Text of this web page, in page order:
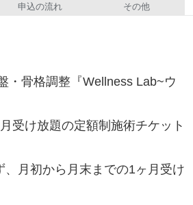
申込の流れ
その他
・骨格調整『Wellness Lab~ウ
受け放題の定額制施術チケット
、月初から月末までの1ヶ月受け